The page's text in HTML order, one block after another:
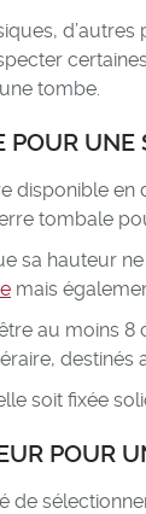
tombe.
UNE
disponible en
tombale
sa hauteur
mais
au moins
destinés
soit fixée
POUR
de